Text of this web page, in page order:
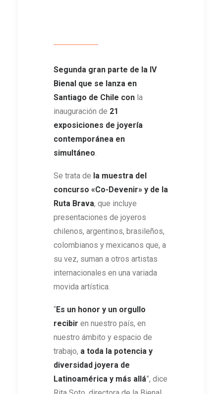
Segunda gran parte de la IV
Bienal que se lanza en
Santiago de Chile con la
inauguración de 21
exposiciones de joyería
contemporánea en
simultáneo.
Se trata de la muestra del
concurso «Co-Devenir» y de la
Ruta Brava, que incluye
presentaciones de joyeros
chilenos, argentinos, brasileños,
colombianos y mexicanos que, a
su vez, suman a otros artistas
internacionales en una variada
movida artística.
“Es un honor y un orgullo
recibir en nuestro país, en
nuestro ámbito y espacio de
trabajo, a toda la potencia y
diversidad joyera de
Latinoamérica y más allá”, dice